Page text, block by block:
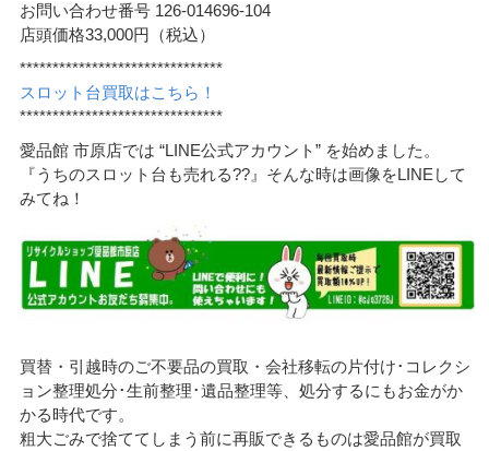
お問い合わせ番号 126-014696-104
店頭価格33,000円（税込）
*******************************
スロット台買取はこちら！
*******************************
愛品館 市原店では “LINE公式アカウント” を始めました。
『うちのスロット台も売れる??』そんな時は画像をLINEして
みてね！
買替・引越時のご不要品の買取・会社移転の片付け･コレクシ
ョン整理処分･生前整理･遺品整理等、処分するにもお金がか
かる時代です。
粗大ごみで捨ててしまう前に再販できるものは愛品館が買取